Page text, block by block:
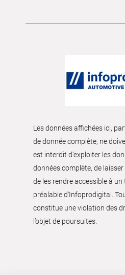
Les données affichées ici,
de donnée complète, ne
est interdit d’exploiter les
données complète, de
de les rendre accessible à
préalable d'Infoprodigital.
constitue une violation des
l’objet de poursuites.